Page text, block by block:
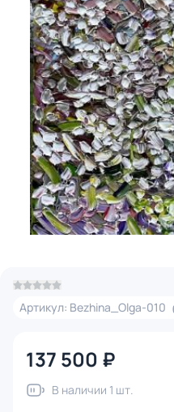
Артикул: Bezhina_Olga-010
137 500 ₽
В наличии 1 шт.